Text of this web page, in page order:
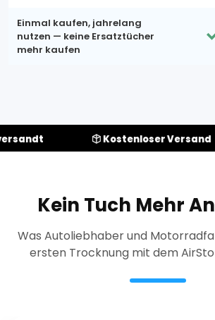
Einmal kaufen, jahrelang
nutzen — keine Ersatztücher
mehr kaufen
Kostenloser Versand
Kein Tuch Mehr
Was Autoliebhaber und
ersten Trocknung mit dem